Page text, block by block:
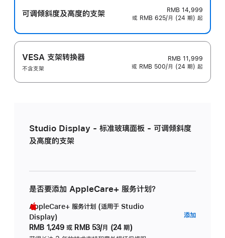
可调倾斜度及高‍度的支‍架
RMB 14,999
或 RMB 625/月 (24 期) 起
VESA 支架转换器
不含支架
RMB 11,999
或 RMB 500/月 (24 期) 起
Studio Display - 标准玻璃面板 - 可调倾斜度
及高度的支架
是否要添加 AppleCare+ 服务计划？
AppleCare+ 服务计划 (适用于 Studio
Display)
RMB 1,249 或 RMB 53/月 (24 期)
添加